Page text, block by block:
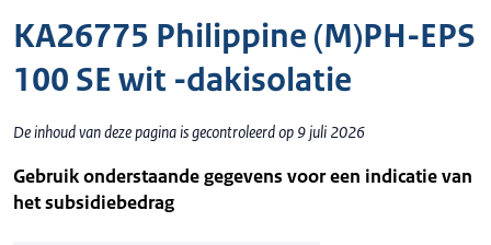
KA26775 Philippine (M)PH-EPS
100 SE wit -dakisolatie
De inhoud van deze pagina is gecontroleerd op 9 juli 2026
Gebruik onderstaande gegevens voor een indicatie van
het subsidiebedrag